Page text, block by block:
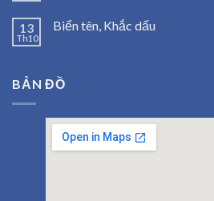
13
Th10
Biển tên, Khắc dấu
BẢN ĐỒ